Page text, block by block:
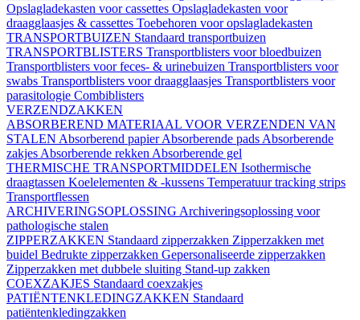
Opslagladekasten voor cassettes Opslagladekasten voor
draagglaasjes & cassettes Toebehoren voor opslagladekasten
TRANSPORTBUIZEN Standaard transportbuizen
TRANSPORTBLISTERS Transportblisters voor bloedbuizen
Transportblisters voor feces- & urinebuizen Transportblisters voor
swabs Transportblisters voor draagglaasjes Transportblisters voor
parasitologie Combiblisters
VERZENDZAKKEN
ABSORBEREND MATERIAAL VOOR VERZENDEN VAN
STALEN Absorberend papierAbsorberende pads Absorberende
zakjes Absorberende rekken Absorberende gel
THERMISCHE TRANSPORTMIDDELEN Isothermische
draagtassen Koelelementen & -kussens Temperatuur tracking strips
Transportflessen
ARCHIVERINGSOPLOSSING Archiveringsoplossing voor
pathologische stalen
ZIPPERZAKKEN Standaard zipperzakken Zipperzakken met
buidel Bedrukte zipperzakken Gepersonaliseerde zipperzakken
Zipperzakken met dubbele sluiting Stand-up zakken
COEXZAKJES Standaard coexzakjes
PATIËNTENKLEDINGZAKKEN Standaard
patiëntenkledingzakken